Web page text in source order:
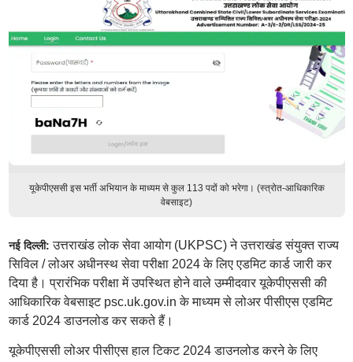
यूकेपीएससी इस भर्ती अभियान के माध्यम से कुल 113 पदों को भरेगा। (स्त्रोत-आधिकारिक
वेबसाइट)
नई दिल्ली:उत्तराखंड लोक सेवा आयोग (UKPSC) ने उत्तराखंड संयुक्त राज्य
सिविल / लोअर अधीनस्थ सेवा परीक्षा 2024 के लिए एडमिट कार्ड जारी कर
दिया है। प्रारंभिक परीक्षा में उपस्थित होने वाले उम्मीदवार यूकेपीएससी की
आधिकारिक वेबसाइट psc.uk.gov.in के माध्यम से लोअर पीसीएस एडमिट
कार्ड 2024 डाउनलोड कर सकते हैं।
यूकेपीएससी लोअर पीसीएस हाल टिकट 2024 डाउनलोड करने के लिए